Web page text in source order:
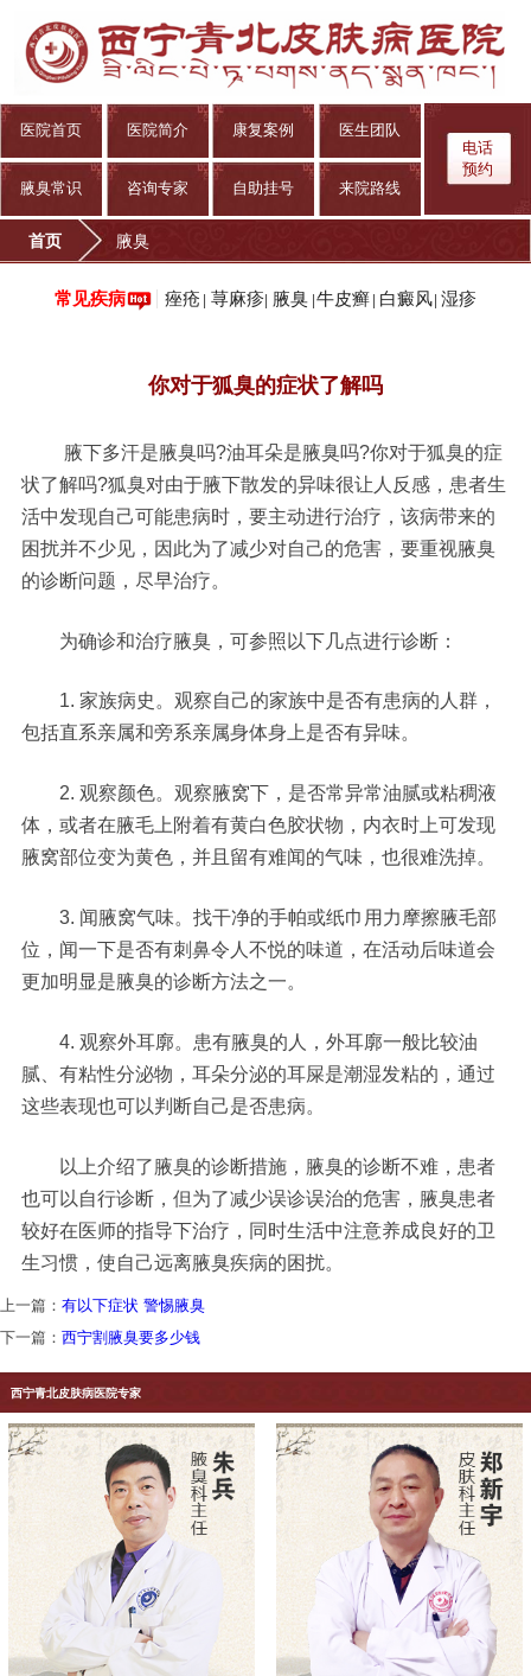
医院首页 医院简介 康复案例 医生团队
腋臭常识 咨询专家 自助挂号 来院路线
电话
预约
首页 腋臭
常见疾病 痤疮 荨麻疹 腋臭 牛皮癣 白癜风 湿疹
你对于狐臭的症状了解吗
腋下多汗是腋臭吗?油耳朵是腋臭吗?你对于狐臭的症
状了解吗?狐臭对由于腋下散发的异味很让人反感，患者生
活中发现自己可能患病时，要主动进行治疗，该病带来的
困扰并不少见，因此为了减少对自己的危害，要重视腋臭
的诊断问题，尽早治疗。
为确诊和治疗腋臭，可参照以下几点进行诊断：
1. 家族病史。观察自己的家族中是否有患病的人群，
包括直系亲属和旁系亲属身体身上是否有异味。
2. 观察颜色。观察腋窝下，是否常异常油腻或粘稠液
体，或者在腋毛上附着有黄白色胶状物，内衣时上可发现
腋窝部位变为黄色，并且留有难闻的气味，也很难洗掉。
3. 闻腋窝气味。找干净的手帕或纸巾用力摩擦腋毛部
位，闻一下是否有刺鼻令人不悦的味道，在活动后味道会
更加明显是腋臭的诊断方法之一。
4. 观察外耳廓。患有腋臭的人，外耳廓一般比较油
腻、有粘性分泌物，耳朵分泌的耳屎是潮湿发粘的，通过
这些表现也可以判断自己是否患病。
以上介绍了腋臭的诊断措施，腋臭的诊断不难，患者
也可以自行诊断，但为了减少误诊误治的危害，腋臭患者
较好在医师的指导下治疗，同时生活中注意养成良好的卫
生习惯，使自己远离腋臭疾病的困扰。
上一篇： 有以下症状 警惕腋臭
下一篇： 西宁割腋臭要多少钱
西宁青北皮肤病医院专家